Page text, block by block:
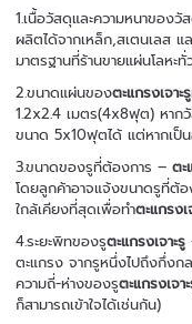
1.เนื้อวัสดุและความหนาของวั
ผลิตได้จากเหล็ก,สเตนเลส
มาตรฐานที่ร้านขายแผ่นโลหะทั่
2.ขนาดแผ่นของตะแกรงเจาะรู
1.2x2.4 เมตร(4x8ฟุต) หาก
ขนาด 5x10ฟุตได้ แต่หากเป็
3.ขนาดของรูที่ต้องการ –ตะ
โดยลูกค้าอาจแจ้งขนาดรูที่ต้
ใกล้เคียงที่สุดเพื่อทำตะแกรงเ
4.ระยะพิทของรูตะแกรงเจาะรู
ตะแกรง จากรูหนึ่งไปถึงกึ่ง
ความถี่-ห่างของรูตะแกรงเจา
ก็สามารถเข้าใจได้เช่นกัน)